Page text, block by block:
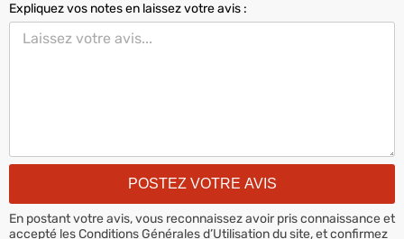
Expliquez vos notes en laissez votre avis :
En postant votre avis, vous reconnaissez avoir pris connaissance et
accepté lesConditions Générales d’Utilisationdu site, et confirmez